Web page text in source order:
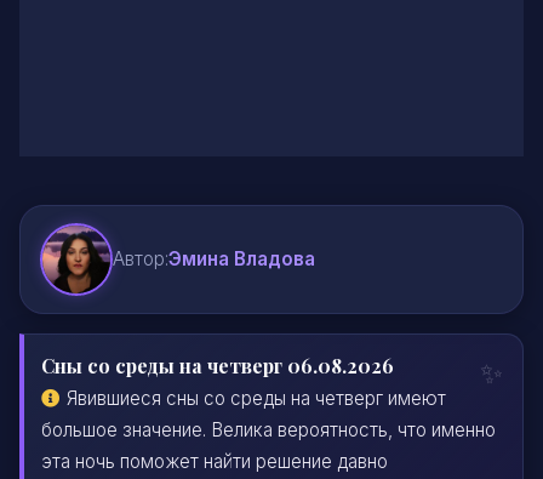
Автор:Эмина Владова
Сны со среды на четверг 06.08.2026
Явившиеся сны со среды на четверг имеют
большое значение. Велика вероятность, что именно
эта ночь поможет найти решение давно